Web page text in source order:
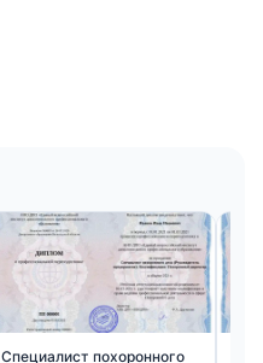
Специалист похоронного